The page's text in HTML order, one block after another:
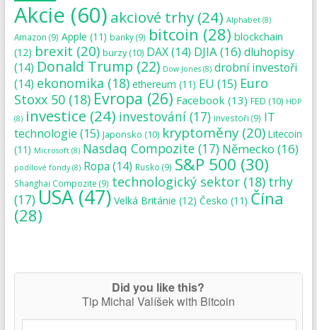
Akcie (60) akciové trhy(24) Alphabet(8)
Amazon (9) Apple (11) banky(9) bitcoin (28) blockchain
(12) brexit (20) burzy(10) DAX(14) DJIA(16)dluhopisy
(14) Donald Trump (22) Dow Jones(8) drobní investoři
(14) ekonomika (18) ethereum (11) EU (15) Euro
Stoxx 50(18) Evropa (26) Facebook (13) FED (10) HDP
(8) investice (24) investování(17) investoři (9) IT
technologie (15) Japonsko (10) kryptoměny(20) Litecoin
(11) Microsoft(8) Nasdaq Compozite(17) Německo (16)
podílové fondy(8) Ropa (14) Rusko (9) S&P 500 (30)
Shanghai Compozite (9) technologický sektor(18) trhy
(17)USA(47) Velká Británie (12) Česko (11) Čína
(28)
Did you like this?
Tip Michal Valíšek with Bitcoin